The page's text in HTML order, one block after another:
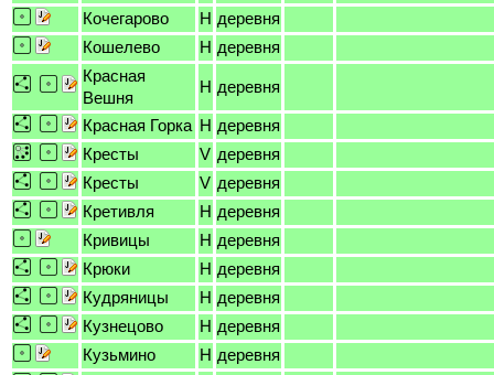
Кочегарово
H деревня
Кошелево
H деревня
Красная
Вешня
H деревня
Красная Горка H деревня
Кресты
V деревня
Кресты
V деревня
Кретивля
H деревня
Кривицы
H деревня
Крюки
H деревня
Кудряницы
H деревня
Кузнецово
H деревня
Кузьмино
H деревня